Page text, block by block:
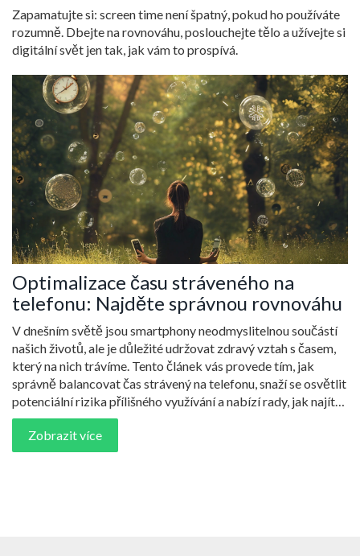
Zapamatujte si: screen time není špatný, pokud ho používáte
rozumně. Dbejte na rovnováhu, poslouchejte tělo a užívejte si
digitální svět jen tak, jak vám to prospívá.
Optimalizace času stráveného na
telefonu: Najděte správnou rovnováhu
V dnešním světě jsou smartphony neodmyslitelnou součástí
našich životů, ale je důležité udržovat zdravý vztah s časem,
který na nich trávíme. Tento článek vás provede tím, jak
správně balancovat čas strávený na telefonu, snaží se osvětlit
potenciální rizika přílišného využívání a nabízí rady, jak najít
rovnováhu pro vaše duševní i tělesné zdraví.
Zobrazit více